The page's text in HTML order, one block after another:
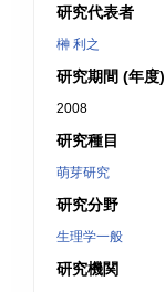
研究代表者
榊 利之
研究期間 (年度)
2008
研究種目
萌芽研究
研究分野
生理学一般
研究機関